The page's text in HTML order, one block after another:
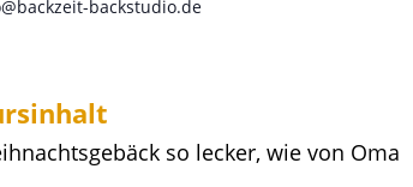
backstudio.de
so lecker, wie von Oma